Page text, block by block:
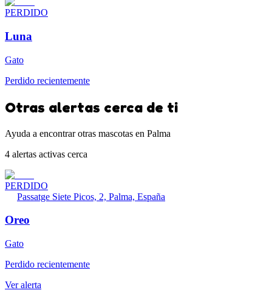
PERDIDO
Luna
Gato
Perdido recientemente
Otras alertas cerca de ti
Ayuda a encontrar otras mascotas en Palma
4 alertas activas cerca
PERDIDO
Passatge Siete Picos, 2, Palma, España
Oreo
Gato
Perdido recientemente
Ver alerta